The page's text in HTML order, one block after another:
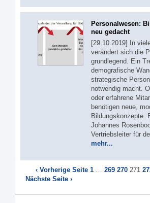
Personalwesen:
neu gedacht
[29.10.2019] In
verändert sich die
grundlegend. Ein
demografische
strategische
notwendig macht.
oder erfahrene
benötigen neue,
Bildungskonzepte.
Johannes
Vertriebsleiter für
mehr...
‹ Vorherige Seite 1 269 270 271
Nächste Seite ›